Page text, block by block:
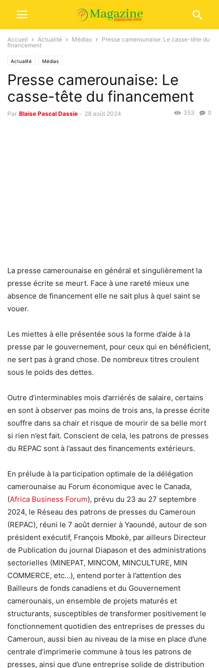
Accueil Actualité Médias
Presse camerounaise: Le casse-tête du
financement
Actualité Médias
Presse camerounaise: Le
casse-tête du financement
Par Blaise Pascal Dassie - 28 août 2024 0
353
La presse camerounaise en général et singulièrement la
presse écrite se meurt. Face à une rareté mieux une
absence de financement elle ne sait plus à quel saint se
vouer.
Les miettes à elle présentée sous la forme d’aide à la
presse par le gouvernement, pour ceux qui en bénéficient,
ne sert pas à grand chose. De nombreux titres croulent
sous le poids des dettes.
Outre d’interminables mois d’arriérés de salaire, certains
en sont à observer pas moins de trois ans, la presse écrite
souffre dans sa chair et risque de mourir de sa belle mort
si rien n’est fait. Conscient de cela, les patrons de presses
du REPAC sont à l’assaut des financements extérieurs.
En prélude à la participation optimale de la délégation
camerounaise au Forum économique avec le Canada,
(Africa Business Forum), prévu du 23 au 27 septembre
2024, le Réseau des patrons de presses du Cameroun
(REPAC), réuni le 7 août dernier à Yaoundé, autour de son
président exécutif, François Mbokè, par ailleurs Directeur
de Publication du journal Diapason et des administrations
sectorielles (MINEPAT, MINCOM, MINCULTURE, MIN
COMMERCE, etc…), entend porter à l’attention des
Bailleurs de fonds canadiens et du Gouvernement
camerounais, un ensemble de projets maturés et
structurants, susceptibles de transformer positivement le
fonctionnement quotidien des entreprises de presses du
Cameroun, aussi bien au niveau de la mise en place d’une
centrale d’imprimerie commune à tous les patrons de
presses, ainsi que d’une entreprise solide de distribution